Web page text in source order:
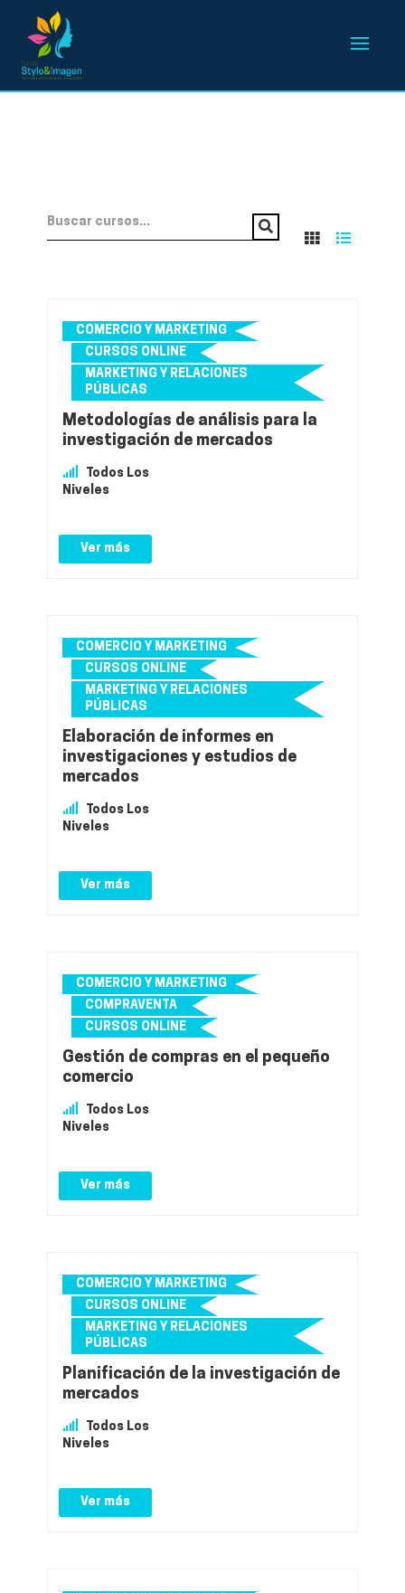
COMERCIO Y MARKETING
CURSOS ONLINE
MARKETING Y RELACIONES
PÚBLICAS
Metodologías de análisis para la
investigación de mercados
Todos Los
Niveles
Ver más
COMERCIO Y MARKETING
CURSOS ONLINE
MARKETING Y RELACIONES
PÚBLICAS
Elaboración de informes en
investigaciones y estudios de
mercados
Todos Los
Niveles
Ver más
COMERCIO Y MARKETING
COMPRAVENTA
CURSOS ONLINE
Gestión de compras en el pequeño
comercio
Todos Los
Niveles
Ver más
COMERCIO Y MARKETING
CURSOS ONLINE
MARKETING Y RELACIONES
PÚBLICAS
Planificación de la investigación de
mercados
Todos Los
Niveles
Ver más